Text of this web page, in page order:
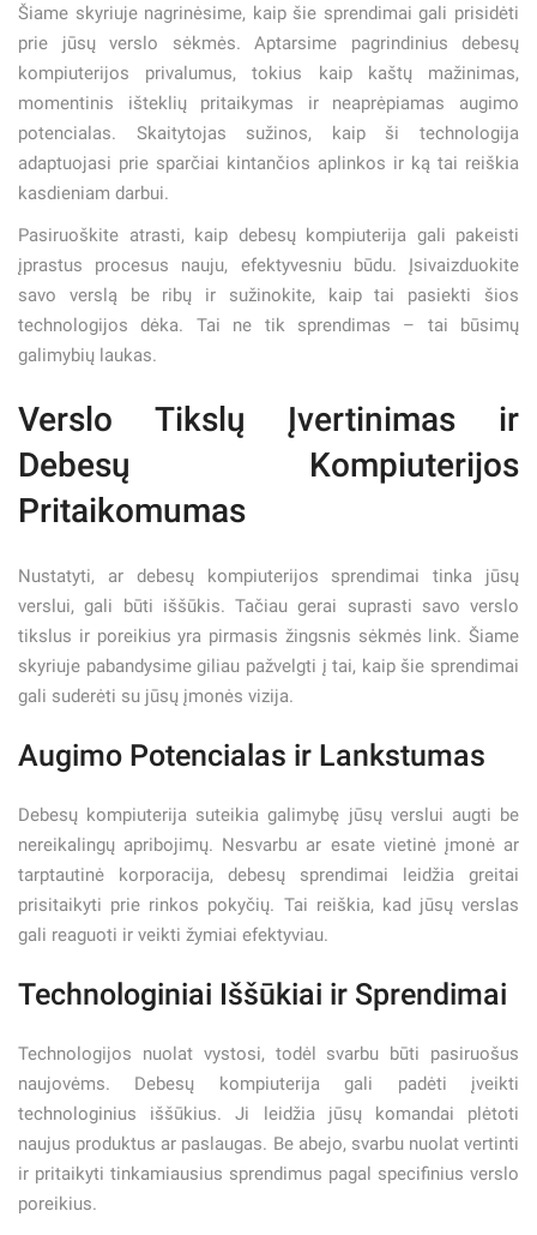
Šiame skyriuje nagrinėsime, kaip šie sprendimai gali prisidėti
prie jūsų verslo sėkmės. Aptarsime pagrindinius debesų
kompiuterijos privalumus, tokius kaip kaštų mažinimas,
momentinis išteklių pritaikymas ir neaprėpiamas augimo
potencialas. Skaitytojas sužinos, kaip ši technologija
adaptuojasi prie sparčiai kintančios aplinkos ir ką tai reiškia
kasdieniam darbui.
Pasiruoškite atrasti, kaip debesų kompiuterija gali pakeisti
įprastus procesus nauju, efektyvesniu būdu. Įsivaizduokite
savo verslą be ribų ir sužinokite, kaip tai pasiekti šios
technologijos dėka. Tai ne tik sprendimas – tai būsimų
galimybių laukas.
Verslo Tikslų Įvertinimas ir
Debesų Kompiuterijos
Pritaikomumas
Nustatyti, ar debesų kompiuterijos sprendimai tinka jūsų
verslui, gali būti iššūkis. Tačiau gerai suprasti savo verslo
tikslus ir poreikius yra pirmasis žingsnis sėkmės link. Šiame
skyriuje pabandysime giliau pažvelgti į tai, kaip šie sprendimai
gali suderėti su jūsų įmonės vizija.
Augimo Potencialas ir Lankstumas
Debesų kompiuterija suteikia galimybę jūsų verslui augti be
nereikalingų apribojimų. Nesvarbu ar esate vietinė įmonė ar
tarptautinė korporacija, debesų sprendimai leidžia greitai
prisitaikyti prie rinkos pokyčių. Tai reiškia, kad jūsų verslas
gali reaguoti ir veikti žymiai efektyviau.
Technologiniai Iššūkiai ir Sprendimai
Technologijos nuolat vystosi, todėl svarbu būti pasiruošus
naujovėms. Debesų kompiuterija gali padėti įveikti
technologinius iššūkius. Ji leidžia jūsų komandai plėtoti
naujus produktus ar paslaugas. Be abejo, svarbu nuolat vertinti
ir pritaikyti tinkamiausius sprendimus pagal specifinius verslo
poreikius.